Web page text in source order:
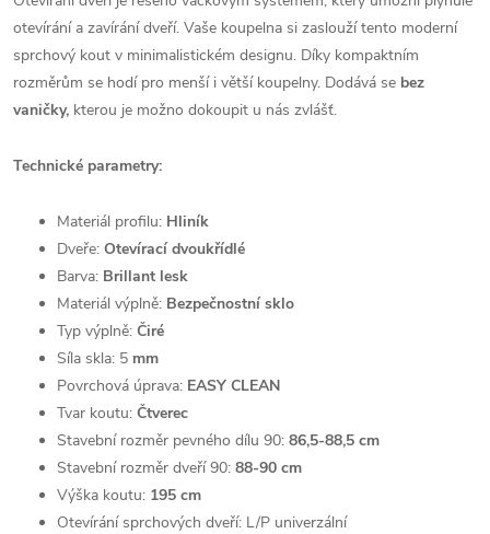
otevírání a zavírání dveří. Vaše koupelna si zaslouží tento moderní
sprchový kout v minimalistickém designu. Díky kompaktním
rozměrům se hodí pro menší i větší koupelny. Dodává se bez
vaničky, kterou je možno dokoupit u nás zvlášť.
Technické parametry:
Materiál profilu: Hliník
Dveře: Otevírací dvoukřídlé
Barva: Brillant lesk
Materiál výplně: Bezpečnostní sklo
Typ výplně: Čiré
Síla skla: 5 mm
Povrchová úprava: EASY CLEAN
Tvar koutu: Čtverec
Stavební rozměr pevného dílu 90: 86,5-88,5 cm
Stavební rozměr dveří 90: 88-90 cm
Výška koutu: 195 cm
Otevírání sprchových dveří: L/P univerzální